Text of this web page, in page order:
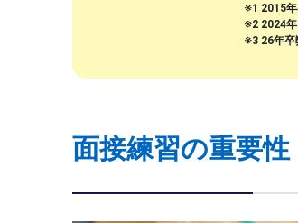
※1 2015
※2 2024
※3 26年卒
面接練習の重要性